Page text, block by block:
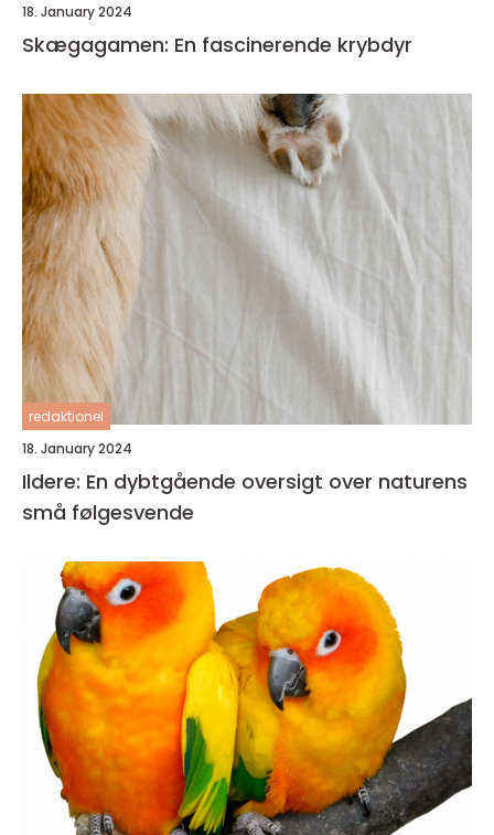
18. January 2024
Skægagamen: En fascinerende krybdyr
redaktionel
18. January 2024
Ildere: En dybtgående oversigt over naturens
små følgesvende